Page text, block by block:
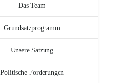
Das Team
Grundsatzprogramm
Unsere Satzung
Politische Forderungen